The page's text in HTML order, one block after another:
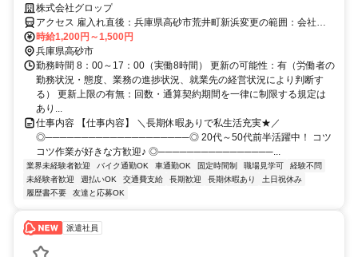
休みで働きやすさ抜群♪長期休暇あり×週払いOKでプライベートも充実
☆
株式会社グロップ
アクセス 雇入れ直後：兵庫県高砂市荒井町新浜変更の範囲：会社の
定める就業場所＼アクセス／山陽：荒井駅から徒歩10分 JR：宝殿駅
から車で15分＼通勤備考／山陽：荒井駅から徒歩10分JR ：宝殿駅か
ら車で15分車・バイク通勤ＯＫ
時給1,200円～1,500円
兵庫県高砂市
勤務時間 8：00～17：00（実働8時間） 更新の可能性：有（労働者の
勤務状況・態度、業務の進捗状況、就業先の経営状況により判断す
る） 更新上限の有無：回数・通算契約期間を一律に制限する規定は
あり...
仕事内容 【仕事内容】 ＼長期休暇ありで私生活充実★／
◎────────────────────◎ 20代～50代前半活躍中！ コツ
コツ作業が好きな方歓迎♪ ◎────────────────...
業界未経験者歓迎 バイク通勤OK 車通勤OK 固定時間制 職場見学可
経験不問
未経験者歓迎
週払いOK 交通費支給 長期歓迎 長期休暇あり
土日祝休み
履歴書不要
友達と応募OK
派遣社員